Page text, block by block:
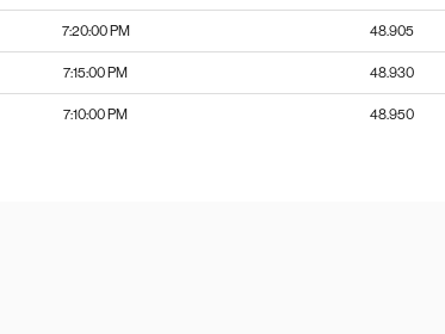
7:20:00 PM 48.905
7:15:00 PM 48.930
7:10:00 PM 48.950